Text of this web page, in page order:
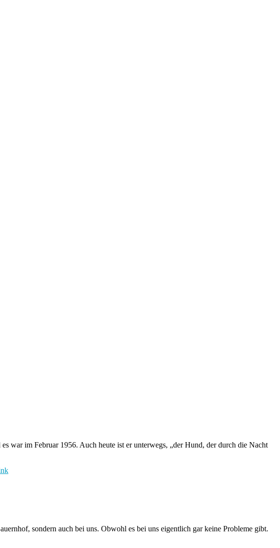
war im Februar 1956. Auch heute ist er unterwegs, „der Hund, der durch die Nacht
sondern auch bei uns. Obwohl es bei uns eigentlich gar keine Probleme gibt.